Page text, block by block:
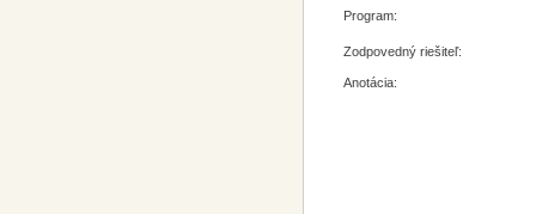
Program:
Zodpovedný riešiteľ:
Anotácia: